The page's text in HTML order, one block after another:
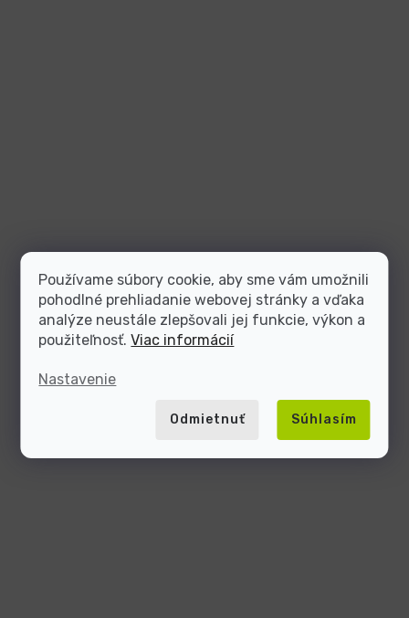
Používame súbory cookie, aby sme vám umožnili
pohodlné prehliadanie webovej stránky a vďaka
analýze neustále zlepšovali jej funkcie, výkon a
použiteľnosť.Viac informácií
Nastavenie
Odmietnuť Súhlasím